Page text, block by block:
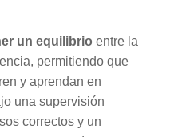
un equilibrio entre la
permitiendo que
y aprendan en
una supervisión
correctos y un